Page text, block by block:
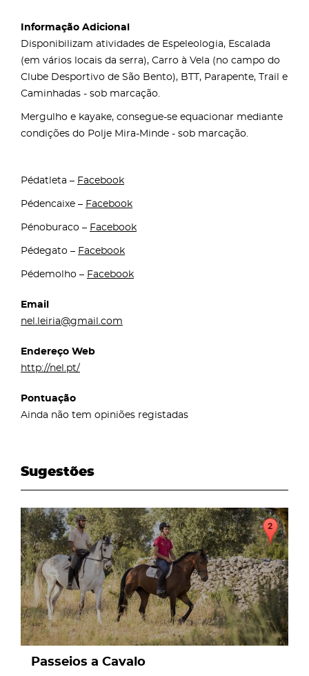
Informação Adicional
Disponibilizam atividades de Espeleologia, Escalada
(em vários locais da serra), Carro à Vela (no campo do
Clube Desportivo de São Bento), BTT, Parapente, Trail e
Caminhadas - sob marcação.
Mergulho e kayake, consegue-se equacionar mediante
condições do Polje Mira-Minde - sob marcação.
Pédatleta – Facebook
Pédencaixe – Facebook
Pénoburaco – Facebook
Pédegato – Facebook
Pédemolho – Facebook
Email
nel.leiria@gmail.com
Endereço Web
http://nel.pt/
Pontuação
Ainda não tem opiniões registadas
Sugestões
page
Passeios a Cavalo